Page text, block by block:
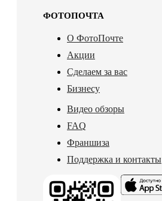
ФОТОПОЧТА
О ФотоПочте
Акции
Сделаем за вас
Бизнесу
Видео обзоры
FAQ
Франшиза
Поддержка и контакты